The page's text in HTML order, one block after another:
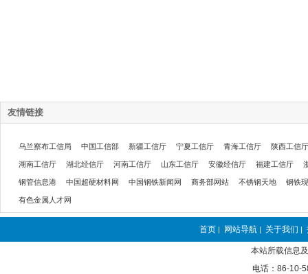
友情链接
乌兰察布工信局 中国工信部 新疆工信厅 宁夏工信厅 青海工信厅 陕西工信厅
湖南工信厅 湖北经信厅 河南工信厅 山东工信厅 安徽经信厅 福建工信厅
钢管信息港 中国超硬材料网 中国钢铁新闻网 商务部网站 不锈钢天地 钢铁
有色金属人才网
首页 | 网站导航 | 关于我们 |
本站所载信息
电话：86-10-